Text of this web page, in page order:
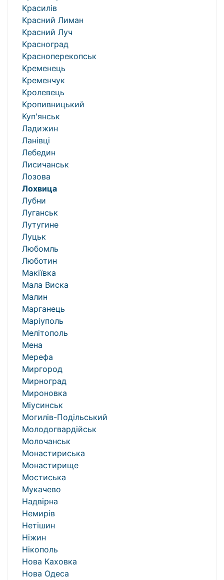
Красилів
Красний Лиман
Красний Луч
Красноград
Красноперекопськ
Кременець
Кременчук
Кролевець
Кропивницький
Куп'янськ
Ладижин
Ланівці
Лебедин
Лисичанськ
Лозова
Лохвица
Лубни
Луганськ
Лутугине
Луцьк
Любомль
Люботин
Макіївка
Мала Виска
Малин
Марганець
Маріуполь
Мелітополь
Мена
Мерефа
Миргород
Мирноград
Мироновка
Міусинськ
Могилів-Подільський
Молодогвардійськ
Молочанськ
Монастириська
Монастирище
Мостиська
Мукачево
Надвірна
Немирів
Нетішин
Ніжин
Нікополь
Нова Каховка
Нова Одеса